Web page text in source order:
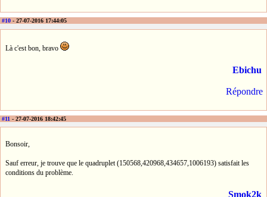
#10 - 27-07-2016 17:44:05
Là c'est bon, bravo
Ebichu
Répondre
#11 - 27-07-2016 18:42:45
Bonsoir,
Sauf erreur, je trouve que le quadruplet (150568,420968,434657,1006193) satisfait les
conditions du problème.
Smok2k